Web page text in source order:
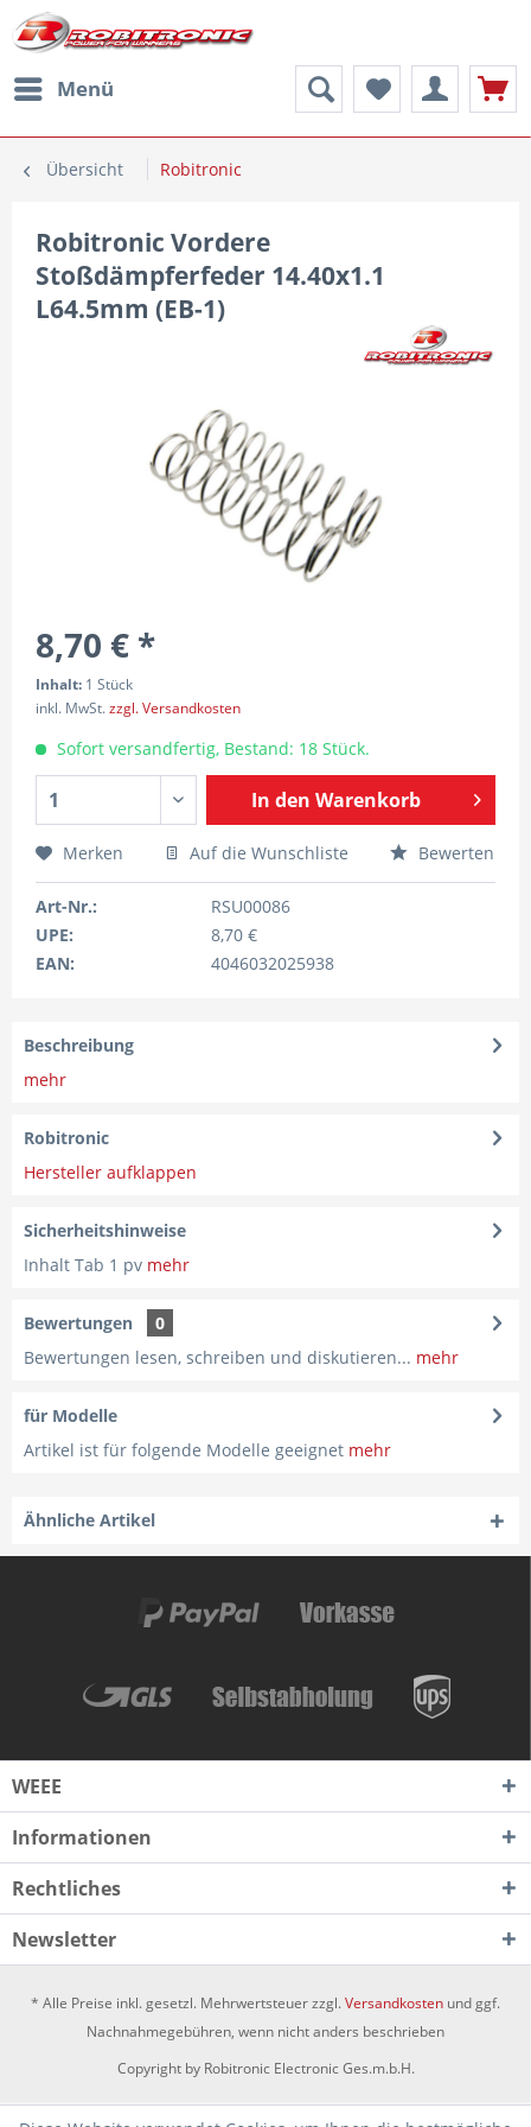
Menü
Übersicht Robitronic
Robitronic Vordere
Stoßdämpferfeder 14.40x1.1
L64.5mm (EB-1)
8,70 € *
Inhalt: 1 Stück
inkl. MwSt.zzgl. Versandkosten
Sofort versandfertig, Bestand: 18 Stück.
In den Warenkorb
Merken Auf die Wunschliste Bewerten
Art-Nr.:
RSU00086
UPE:
8,70 €
EAN:
4046032025938
Beschreibung
mehr
Robitronic
Hersteller aufklappen
Sicherheitshinweise
Inhalt Tab 1 pv mehr
Bewertungen
0
Bewertungen lesen, schreiben und diskutieren... mehr
für Modelle
Artikel ist für folgende Modelle geeignet mehr
Ähnliche Artikel
WEEE
Informationen
Rechtliches
Newsletter
* Alle Preise inkl. gesetzl. Mehrwertsteuer zzgl.Versandkosten und ggf.
Nachnahmegebühren, wenn nicht anders beschrieben
Copyright by Robitronic Electronic Ges.m.b.H.